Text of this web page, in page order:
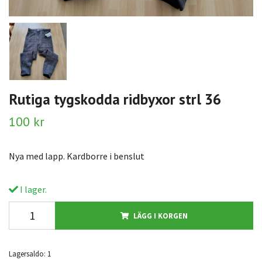
Rutiga tygskodda ridbyxor strl 36
100 kr
Nya med lapp. Kardborre i benslut
I lager.
LÄGG I KORGEN
Lagersaldo: 1